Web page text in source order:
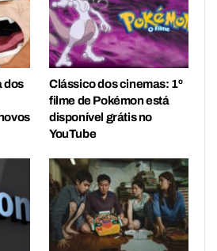
dos
Clássico dos cinemas: 1º
filme de Pokémon está
disponível grátis no
YouTube